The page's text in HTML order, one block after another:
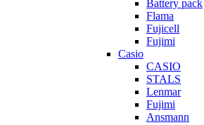
Battery pack
Flama
Fujicell
Fujimi
Casio
CASIO
STALS
Lenmar
Fujimi
Ansmann